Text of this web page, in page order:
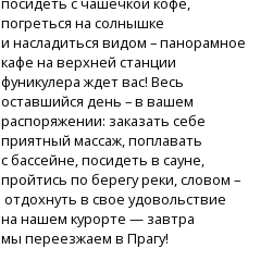
погреться на солнышке
и насладиться видом – панорамное
кафе на верхней станции
фуникулера ждет вас! Весь
оставшийся день – в вашем
распоряжении: заказать себе
приятный массаж, поплавать
с бассейне, посидеть в сауне,
пройтись по берегу реки, словом –
отдохнуть в свое удовольствие
на нашем курорте — завтра
мы переезжаем в Прагу!